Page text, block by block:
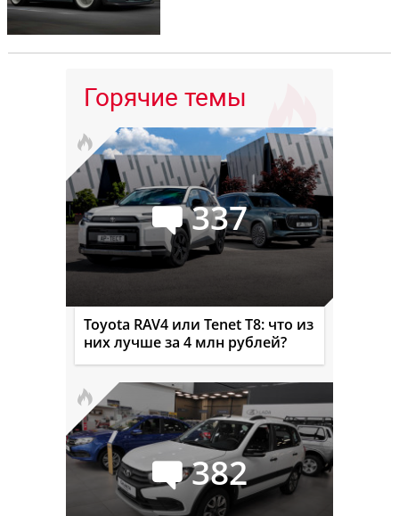
Горячие темы
337
Toyota RAV4 или Tenet T8: что из
них лучше за 4 млн рублей?
382